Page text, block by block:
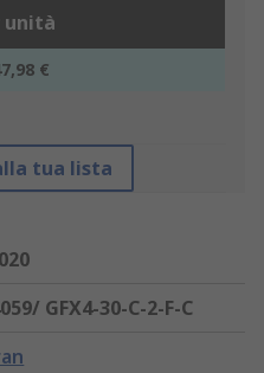
unità
€
tua lista
GFX4-30-C-2-F-C